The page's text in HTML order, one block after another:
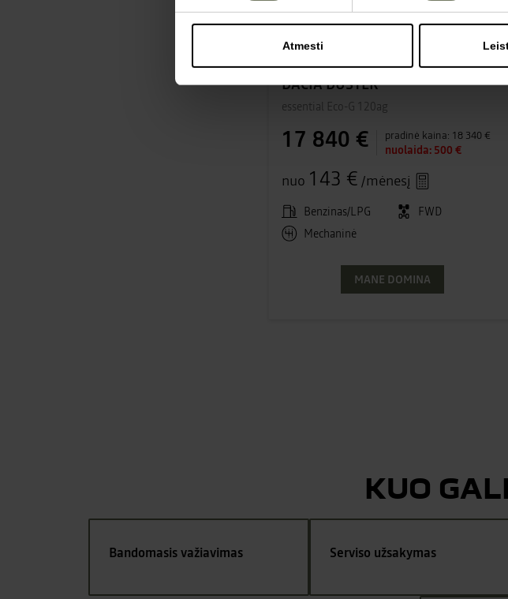
Atmesti
#8555A_26
DACIA DUSTER
essential Eco-G 120ag
17 840 € pradinė kaina: 18 340 €
nuolaida: 500 €
nuo 143 € /mėnesį
Benzinas/LPG
FWD
Mechaninė
MANE DOMINA
KUO
Bandomasis važiavimas Serviso užsakymas